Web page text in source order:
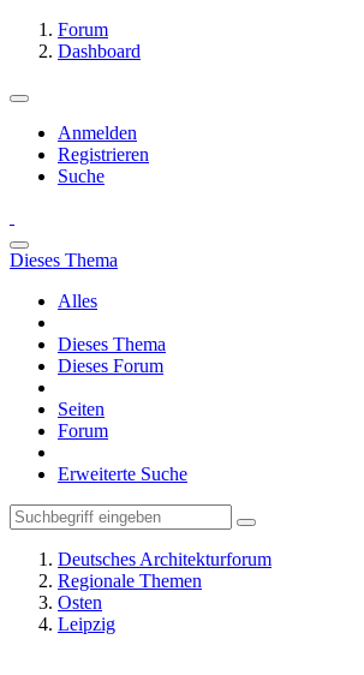
Forum
Dashboard
Anmelden
Registrieren
Suche
Dieses Thema
Alles
Dieses Thema
Dieses Forum
Seiten
Forum
Erweiterte Suche
Deutsches Architekturforum
Regionale Themen
Osten
Leipzig